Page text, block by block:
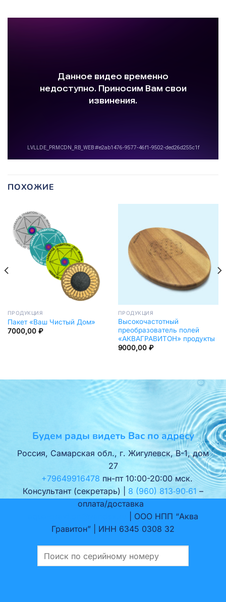
ПОХОЖИЕ
ПРОДУКЦИЯ
Пакет «Ваш Чистый Дом»
7000,00 ₽
ПРОДУКЦИЯ
Высокочастотный
преобразователь полей
«АКВАГРАВИТОН» продукты
9000,00 ₽
Будем рады видеть Вас по адресу
Россия, Самарская обл., г. Жигулевск, В-1, дом
27
+79649916478 пн-пт 10:00-20:00 мск.
Консультант (секретарь) | 8 (960) 813‑90‑61 –
оплата/доставка
| ООО НПП “Аква
Гравитон” | ИНН 6345 0308 32